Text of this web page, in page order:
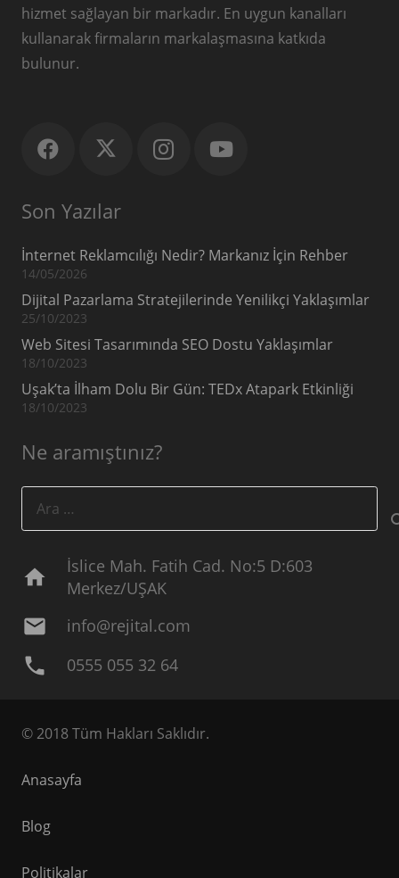
hizmet sağlayan bir markadır. En uygun kanalları
kullanarak firmaların markalaşmasına katkıda
bulunur.
Son Yazılar
İnternet Reklamcılığı Nedir? Markanız İçin Rehber
14/05/2026
Dijital Pazarlama Stratejilerinde Yenilikçi Yaklaşımlar
25/10/2023
Web Sitesi Tasarımında SEO Dostu Yaklaşımlar
18/10/2023
Uşak’ta İlham Dolu Bir Gün: TEDx Atapark Etkinliği
18/10/2023
Ne aramıştınız?
home
İslice Mah. Fatih Cad. No:5 D:603
Merkez/UŞAK
mail info@rejital.com
phone 0555 055 32 64
© 2018 Tüm Hakları Saklıdır.
Anasayfa
Blog
Politikalar